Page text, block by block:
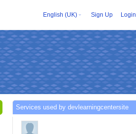
English (UK) Sign Up Login
Services used by devlearningcentersite